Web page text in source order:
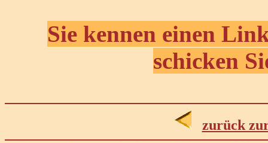
Sie kennen einen
schicken
zurück